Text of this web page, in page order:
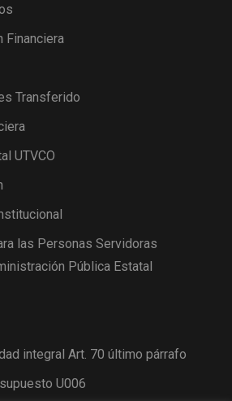
Financiera
Transferido
UTVCO
las Personas Servidoras
Pública Estatal
integral Art. 70 último párrafo
U006